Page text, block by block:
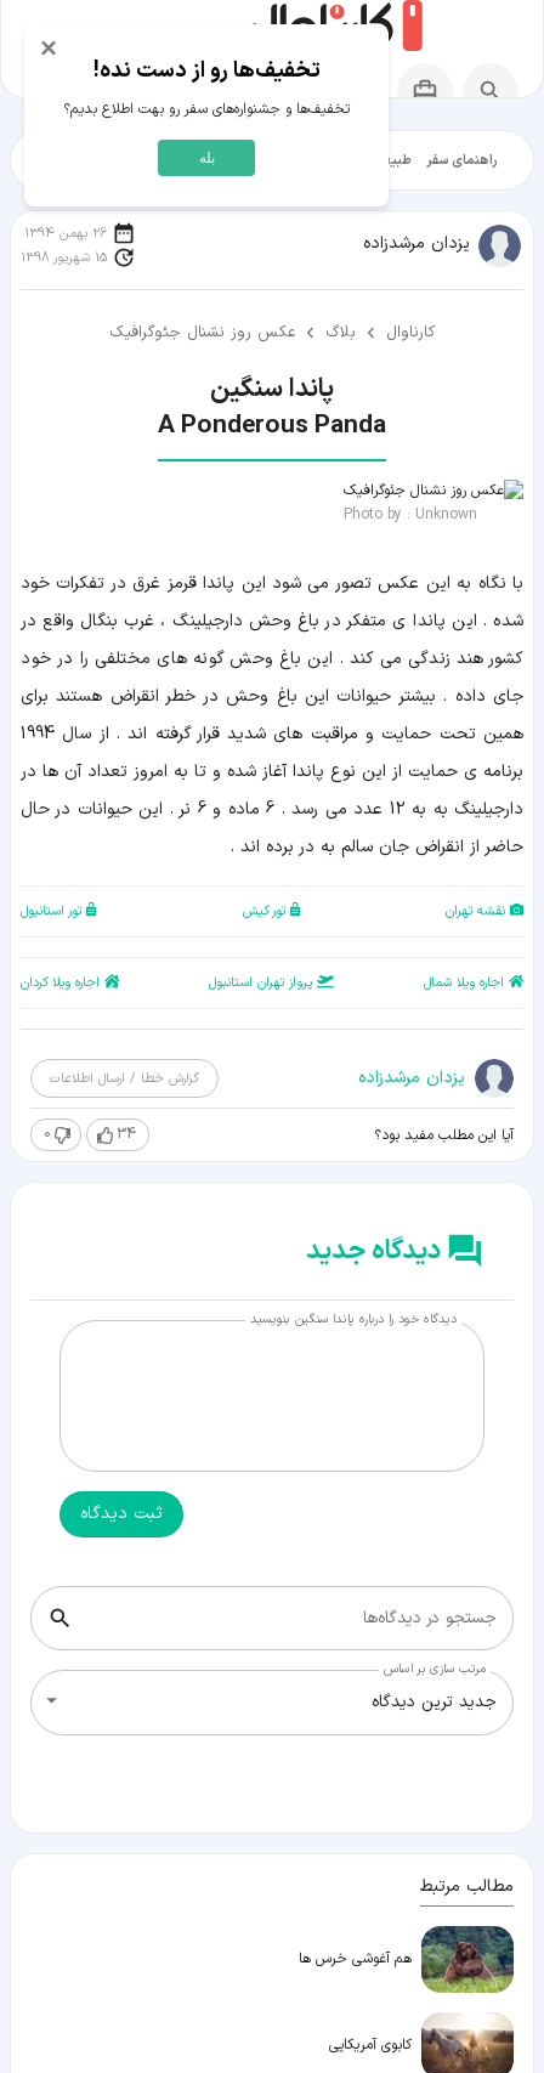
راهنمای سفر طبیعت‌گردی شهرگردی
یزدان مرشدزاده
26 بهمن 1394
15 شهریور 1398
کارناوال بلاگ عکس روز نشنال جئوگرافیک
A Ponderous Panda
Photo by : Unknown
با نگاه به این عکس تصور می شود این پاندا قرمز غرق در تفکرات خود
شده . این پاندا ی متفکر در باغ وحش دارجیلینگ ، غرب بنگال واقع در
کشور هند زندگی می کند . این باغ وحش گونه های مختلفی را در خود
جای داده . بیشتر حیوانات این باغ وحش در خطر انقراض هستند برای
همین تحت حمایت و مراقبت های شدید قرار گرفته اند . از سال 1994
برنامه ی حمایت از این نوع پاندا آغاز شده و تا به امروز تعداد آن ها در
دارجیلینگ به به 12 عدد می رسد . 6 ماده و 6 نر . این حیوانات در حال
حاضر از انقراض جان سالم به در برده اند .
نقشه تهران تور کیش تور استانبول
اجاره ویلا شمال پرواز تهران استانبول اجاره ویلا کردان
یزدان مرشدزاده گزارش خطا / ارسال اطلاعات
آیا این مطلب مفید بود؟ 34
0
دیدگاه جدید
دیدگاه خود را درباره پاندا سنگین بنویسید
ثبت دیدگاه
جستجو در دیدگاه‌ها
مرتب سازی بر اساس
جدید ترین دیدگاه
مطالب مرتبط
هم آغوشی خرس ها
کابوی آمریکایی
×
تخفیف‌ها رو از دست نده!
تخفیف‌ها و جشنواره‌های سفر رو بهت اطلاع بدیم؟
بله